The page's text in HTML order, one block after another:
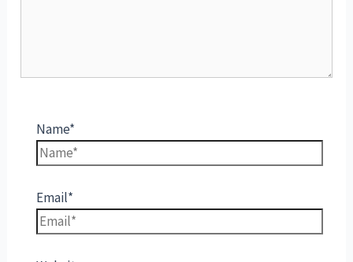
Name*
Email*